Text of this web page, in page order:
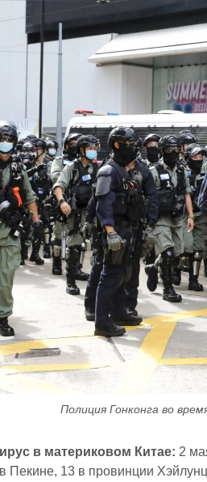
Полиция Гонконга во
в материковом Китае: 2
Пекине, 13 в провинции